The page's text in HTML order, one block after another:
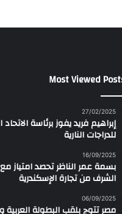
Most Viewed
27/02/2025
إبراهيم فريد يفوز برئاسة الاتحاد
للدراجات النارية
16/09/2025
بسمة عمر الناظر تحصد امتياز
الشرف من تجارة الإسكندرية
06/09/2025
مصر تتوج بلقب البطولة العربية